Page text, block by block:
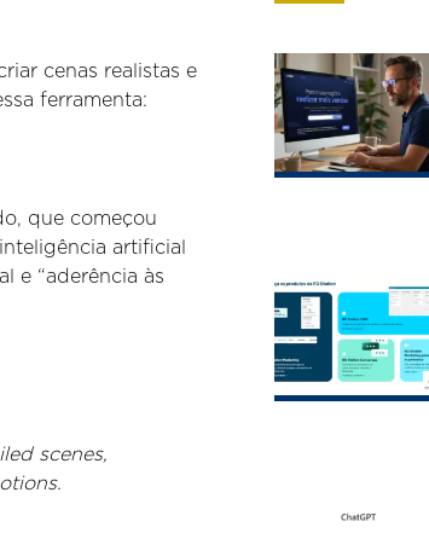
cenas realistas e
ferramenta:
que começou
artificial
e “aderência às
scenes,